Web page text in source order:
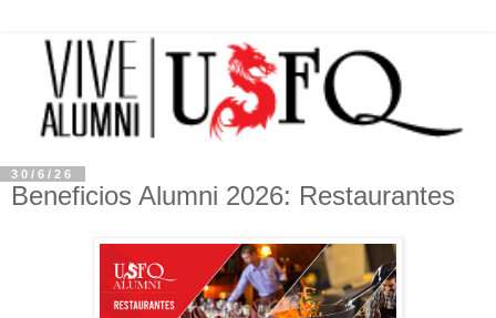
30/6/26
Beneficios Alumni 2026: Restaurantes